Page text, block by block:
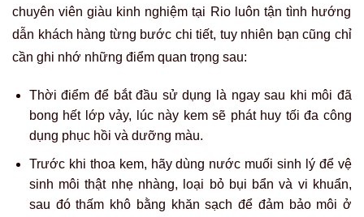
chuyên viêngiàu kinh nghiệmtại Rio luôn tận tình hướng
dẫn khách hàng từng bước chi tiết, tuy nhiên bạn cũng chỉ
cần ghi nhớ những điểm quan trọng sau:
Thời điểm để bắtđầu sử dụng là ngay sau khi môi đã
bong hết lớp vảy, lúc này kem sẽ phát huy tối đa công
dụng phục hồi và dưỡng màu.
Trước khi thoa kem, hãy dùng nước muối sinh lýđể vệ
sinh môi thật nhẹ nhàng, loại bỏ bụi bẩnvà vi khuẩn,
sau đóthấm khô bằng khăn sạch để đảm bảo môi ở